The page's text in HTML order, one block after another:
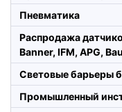
Пневматика
Распродажа
Banner, IFM, APG,
Световые барьеры
Промышленный